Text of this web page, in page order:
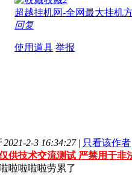
超越挂机网-全网最大挂机
回复
使用道具 举报
2021-2-3 16:34:27 | 只看该作者
供技术交流测试 严禁用于
啦啦啦啦劳累了